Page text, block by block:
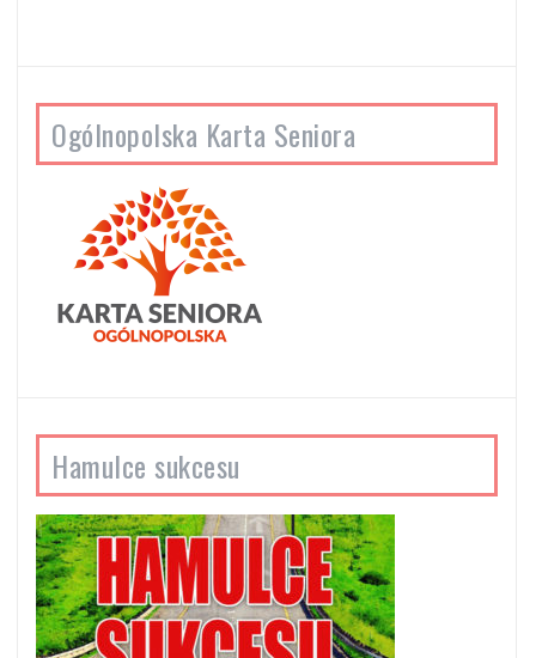
Ogólnopolska Karta Seniora
Hamulce sukcesu